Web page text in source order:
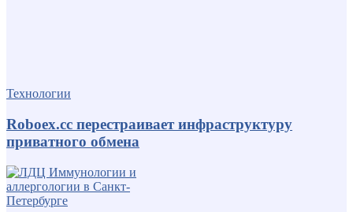
Технологии
Roboex.cc перестраивает инфраструктуру
приватного обмена